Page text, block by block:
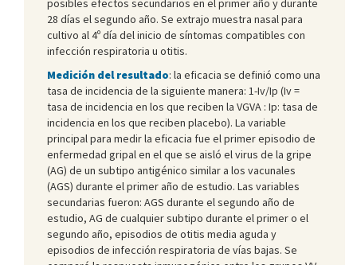
28 días el segundo año. Se extrajo muestra nasal para
cultivo al 4º día del inicio de síntomas compatibles con
infección respiratoria u otitis.
Medición del resultado: la eficacia se definió como una
tasa de incidencia de la siguiente manera: 1-Iv/Ip (Iv =
tasa de incidencia en los que reciben la VGVA : Ip: tasa de
incidencia en los que reciben placebo). La variable
principal para medir la eficacia fue el primer episodio de
enfermedad gripal en el que se aisló el virus de la gripe
(AG) de un subtipo antigénico similar a los vacunales
(AGS) durante el primer año de estudio. Las variables
secundarias fueron: AGS durante el segundo año de
estudio, AG de cualquier subtipo durante el primer o el
segundo año, episodios de otitis media aguda y
episodios de infección respiratoria de vías bajas. Se